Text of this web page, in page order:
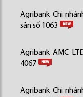
Agribank Chi
sản số 1063
Agribank AMC
4067
Agribank Chi